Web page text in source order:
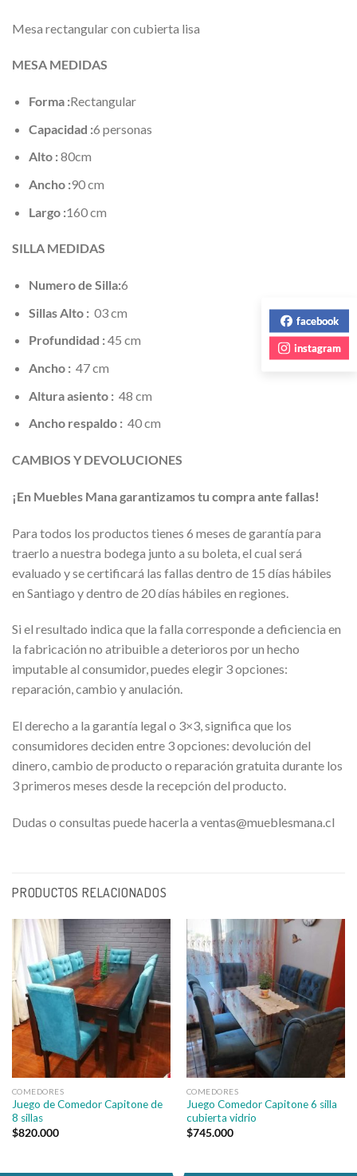
Mesa rectangular con cubierta lisa
MESA MEDIDAS
Forma :Rectangular
Capacidad :6 personas
Alto :80cm
Ancho :90 cm
Largo :160 cm
SILLA MEDIDAS
Numero de Silla:6
Sillas Alto : 03 cm
Profundidad :45 cm
Ancho : 47 cm
Altura asiento : 48 cm
Ancho respaldo : 40 cm
CAMBIOS Y DEVOLUCIONES
¡En Muebles Mana garantizamos tu compra ante fallas!
Para todos los productos tienes 6 meses de garantía para
traerlo a nuestra bodega junto a su boleta, el cual será
evaluado y se certificará las fallas dentro de 15 días hábiles
en Santiago y dentro de 20 días hábiles en regiones.
Si el resultado indica que la falla corresponde a deficiencia en
la fabricación no atribuible a deterioros por un hecho
imputable al consumidor, puedes elegir 3 opciones:
reparación, cambio y anulación.
El derecho a la garantía legal o 3×3, significa que los
consumidores deciden entre 3 opciones: devolución del
dinero, cambio de producto o reparación gratuita durante los
3 primeros meses desde la recepción del producto.
Dudas o consultas puede hacerla a ventas@mueblesmana.cl
PRODUCTOS RELACIONADOS
COMEDORES
Juego de Comedor Capitone de
8 sillas
$820.000
COMEDORES
Juego Comedor Capitone 6 silla
cubierta vidrio
$745.000
facebook
instagram